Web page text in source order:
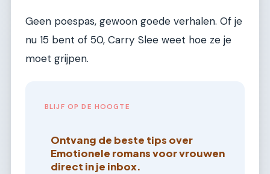
Geen poespas, gewoon goede verhalen. Of je
nu 15 bent of 50, Carry Slee weet hoe ze je
moet grijpen.
BLIJF OP DE HOOGTE
Ontvang de beste tips over
Emotionele romans voor vrouwen
direct in je inbox.